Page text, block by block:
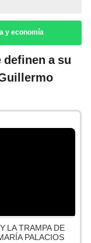
y economía
a su
LA TRAMPA DE
PALACIOS